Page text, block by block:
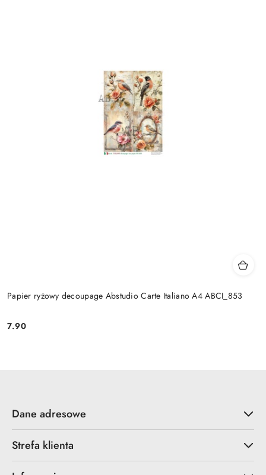
Papier ryżowy decoupage Abstudio Carte Italiano A4 ABCI_853
Cena:
7.90
Dane adresowe
Strefa klienta